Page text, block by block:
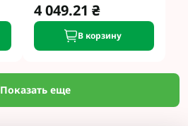
4 049.21 ₴
В корзину
Показать еще